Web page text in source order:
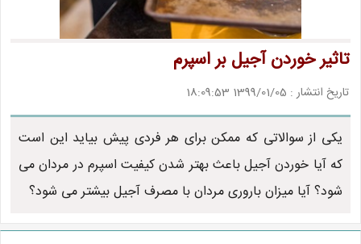
تاثیر خوردن آجیل بر اسپرم
تاریخ انتشار : 1399/01/05 18:09:53
یکی از سوالاتی که ممکن برای هر فردی پیش بیاید این است
که آیا خوردن آجیل باعث بهتر شدن کیفیت اسپرم در مردان می
شود؟ آیا میزان باروری مردان با مصرف آجیل بیشتر می شود؟